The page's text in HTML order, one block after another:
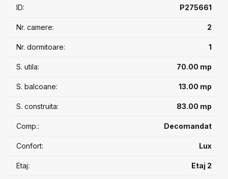
🪟 Tripan Barrier + izolație cu vată minerală
🛋️ Complet mobilat și utilat
📄 Proprietar persoană juridică (firmă) | Se emite factură
💰 500 € + TVA (21%) / lună + 1 lună garanție
#InchiriereOvidiu #Apartament2Camere #VedereLaLac
ID: P275661
Nr. camere: 2
Nr. dormitoare: 1
S. utila: 70.00 mp
S. balcoane: 13.00 mp
S. construita: 83.00 mp
Comp.: Decomandat
Confort: Lux
Etaj: Etaj 2